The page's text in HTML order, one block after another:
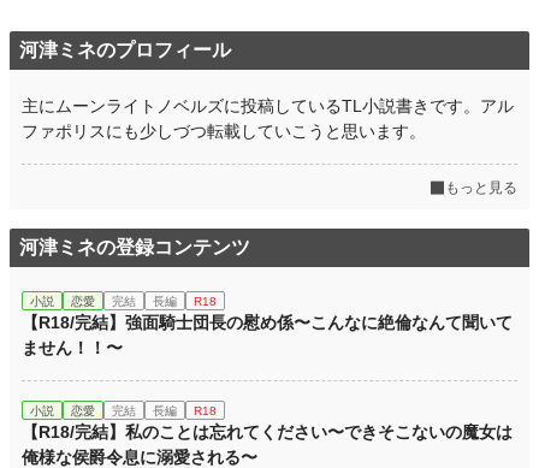
累計ポイント 56,370 pt (41,886 位)
河津ミネのプロフィール
主にムーンライトノベルズに投稿しているTL小説書きです。アル
ファポリスにも少しづつ転載していこうと思います。
もっと見る
河津ミネの登録コンテンツ
小説 恋愛 完結 長編 R18
【R18/完結】強面騎士団長の慰め係〜こんなに絶倫なんて聞いて
ません！！〜
小説 恋愛 完結 長編 R18
【R18/完結】私のことは忘れてください〜できそこないの魔女は
俺様な侯爵令息に溺愛される〜